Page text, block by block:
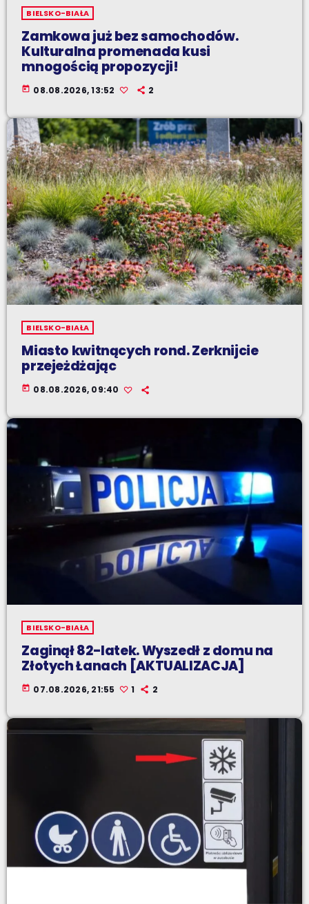
BIELSKO-BIAŁA
Zamkowa już bez samochodów.
Kulturalna promenada kusi
mnogością propozycji!
today 08.08.2026, 13:52 2
BIELSKO-BIAŁA
Miasto kwitnących rond. Zerknijcie
przejeżdżając
today 08.08.2026, 09:40
BIELSKO-BIAŁA
Zaginął 82-latek. Wyszedł z domu na
Złotych Łanach [AKTUALIZACJA]
today 07.08.2026, 21:55 1 2